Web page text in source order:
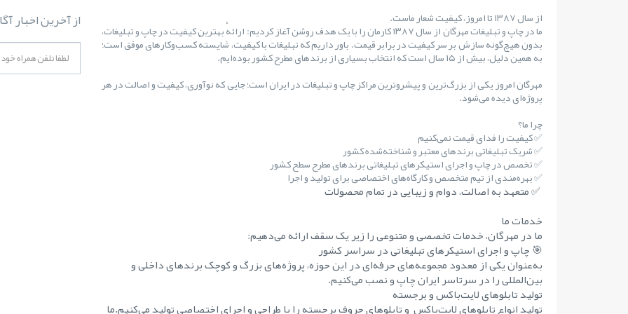
از سال ۱۳۸۷ تا امروز، کیفیت شعار ماست.
ما در چاپ و تبلیغات مهرگان از سال ۱۳۸۷ کارمان را با یک هدف روشن آغاز کردیم: ارائهٔ بهترین کیفیت در چاپ و تبلیغات،
بدون هیچ‌گونه سازش بر سر کیفیت در برابر قیمت. باور داریم که تبلیغات با کیفیت، شایستهٔ کسب‌وکارهای موفق است؛
به همین دلیل، بیش از ۱۵ سال است که انتخاب بسیاری از برندهای مطرح کشور بوده‌ایم.
مهرگان امروز یکی از بزرگ‌ترین و پیشروترین مراکز چاپ و تبلیغات در ایران است؛ جایی که نوآوری، کیفیت و اصالت در هر
پروژه‌ای دیده می‌شود.
چرا ما؟
✅ کیفیت را فدای قیمت نمی‌کنیم
✅ شریک تبلیغاتی برندهای معتبر و شناخته‌شده کشور
✅ تخصص در چاپ و اجرای استیکرهای تبلیغاتی برندهای مطرح سطح کشور
✅ بهره‌مندی از تیم متخصص و کارگاه‌های اختصاصی برای تولید و اجرا
✅ متعهد به اصالت، دوام و زیبایی در تمام محصولات
خدمات ما
ما در مهرگان، خدمات تخصصی و متنوعی را زیر یک سقف ارائه می‌دهیم:
🎯 چاپ و اجرای استیکرهای تبلیغاتی در سراسر کشور
به‌عنوان یکی از معدود مجموعه‌های حرفه‌ای در این حوزه، پروژه‌های بزرگ و کوچک برندهای داخلی و
بین‌المللی را در سرتاسر ایران چاپ و نصب می‌کنیم.
تولید تابلوهای لایت‌باکس و برجسته
تولید انواع تابلوهای لایت‌باکس و تابلوهای حروف برجسته را با طراحی و اجرای اختصاصی تولید می‌کنیم.ما
از آخرین اخبار